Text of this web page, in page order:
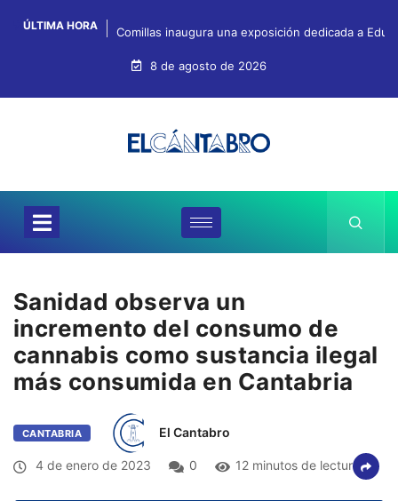
ÚLTIMA HORA Comillas inaugura una exposición dedicada a
8 de agosto de 2026
Sanidad observa un
incremento del consumo de
cannabis como sustancia ilegal
más consumida en Cantabria
CANTABRIA El Cantabro
4 de enero de 2023 0 12 minutos de lectura